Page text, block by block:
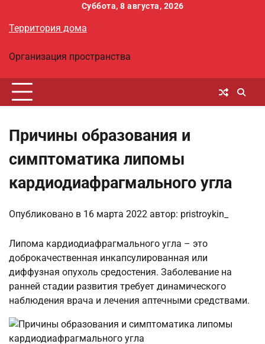
содержимому
Суббота, 8 августа, 2026
Территория дома
Организация пространства
Причины образования и
симптоматика липомы
кардиодиафрагмального угла
Опубликовано в 16 марта 2022 автор: pristroykin_
Липома кардиодиафрагмального угла – это
доброкачественная инкапсулированная или
диффузная опухоль средостения. Заболевание на
ранней стадии развития требует динамического
наблюдения врача и лечения аптечными средствами.